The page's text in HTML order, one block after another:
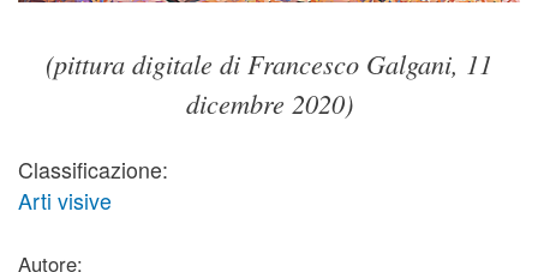
(pittura digitale di Francesco Galgani, 11
dicembre 2020)
Classificazione:
Arti visive
Autore: